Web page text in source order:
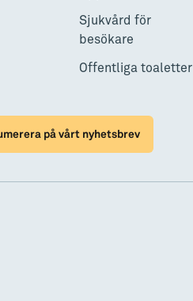
Sjukvård för
besökare
Offentliga toaletter
på vårt nyhetsbrev